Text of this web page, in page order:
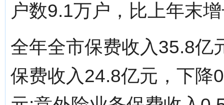
户数9.1万户，比上年末
全年全市保费收入35.8亿
保费收入24.8亿元，下降